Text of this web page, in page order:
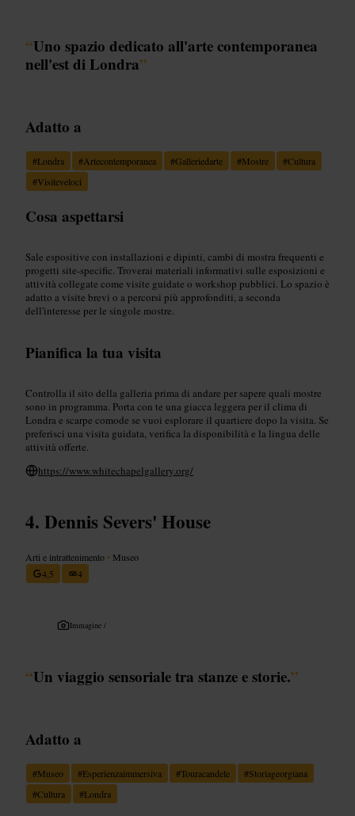
“Uno spazio dedicato all'arte contemporanea
nell'est di Londra”
Adatto a
#Londra #Artecontemporanea #Galleriedarte #Mostre #Cultura
#Visiteveloci
Cosa aspettarsi
Sale espositive con installazioni e dipinti, cambi di mostra frequenti e
progetti site-specific. Troverai materiali informativi sulle esposizioni e
attività collegate come visite guidate o workshop pubblici. Lo spazio è
adatto a visite brevi o a percorsi più approfonditi, a seconda
dell'interesse per le singole mostre.
Pianifica la tua visita
Controlla il sito della galleria prima di andare per sapere quali mostre
sono in programma. Porta con te una giacca leggera per il clima di
Londra e scarpe comode se vuoi esplorare il quartiere dopo la visita. Se
preferisci una visita guidata, verifica la disponibilità e la lingua delle
attività offerte.
https://www.whitechapelgallery.org/
Dennis Severs' House
Arti e intrattenimento • Museo
4,5
4
Immagine /
“Un viaggio sensoriale tra stanze e storie.”
Adatto a
#Museo #Esperienzaimmersiva #Touracandele #Storiageorgiana
#Cultura #Londra